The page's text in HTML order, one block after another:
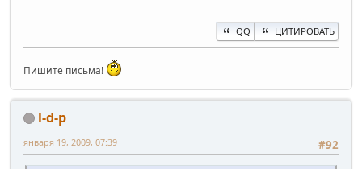
QQ ЦИТИРОВАТЬ
Пишите письма!
l-d-p
#92
января 19, 2009, 07:39